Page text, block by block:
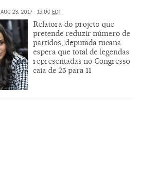
AUG 23, 2017 - 15:00 EDT
Relatora do projeto que
pretende reduzir número de
partidos, deputada tucana
espera que total de legendas
representadas no Congresso
caia de 25 para 11